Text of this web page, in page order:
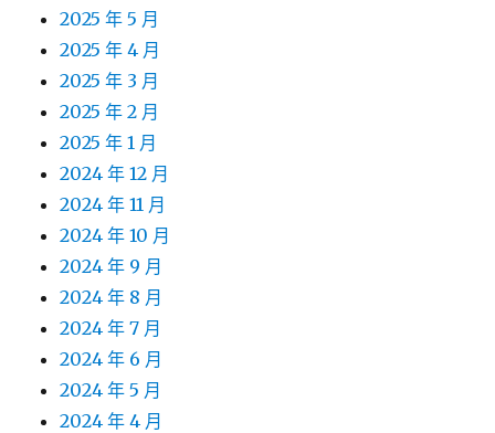
2025 年 5 月
2025 年 4 月
2025 年 3 月
2025 年 2 月
2025 年 1 月
2024 年 12 月
2024 年 11 月
2024 年 10 月
2024 年 9 月
2024 年 8 月
2024 年 7 月
2024 年 6 月
2024 年 5 月
2024 年 4 月